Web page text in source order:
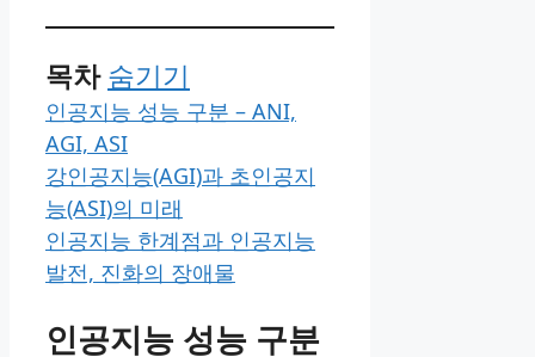
목차 숨기기
인공지능 성능 구분 – ANI,
AGI, ASI
강인공지능(AGI)과 초인공지
능(ASI)의 미래
인공지능 한계점과 인공지능
발전, 진화의 장애물
인공지능 성능 구분